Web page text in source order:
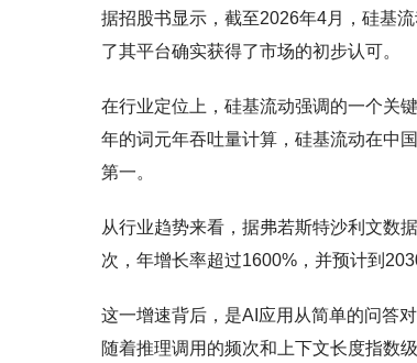
据招股书显示，截至2026年4月，硅基
了其平台确实获得了市场的初步认可。
在行业定位上，硅基流动强调的一个关
年的词元年吞吐量计算，硅基流动在中
第一。
从行业趋势来看，据弗若斯特沙利文数
次，年增长率超过1600%，并预计到
这一增速背后，是AI应用从简单的问答
随着推理调用的频次和上下文长度指数